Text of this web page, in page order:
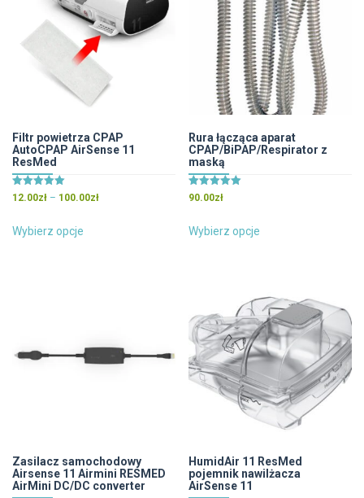
Filtr powietrza CPAP
AutoCPAP AirSense 11
ResMed
Oceniono
12.00zł – 100.00złZakres
Wybierz opcje
wybrać
na
Rura łącząca aparat
CPAP/BiPAP/Respirator z
maską
Oceniono
90.00zł
Wybierz opcje
wariantów.
Opcje
można
wybrać
stronie
produktu
Zasilacz samochodowy
Airsense 11 Airmini RESMED
AirMini DC/DC converter
HumidAir 11 ResMed
pojemnik nawilżacza
AirSense 11